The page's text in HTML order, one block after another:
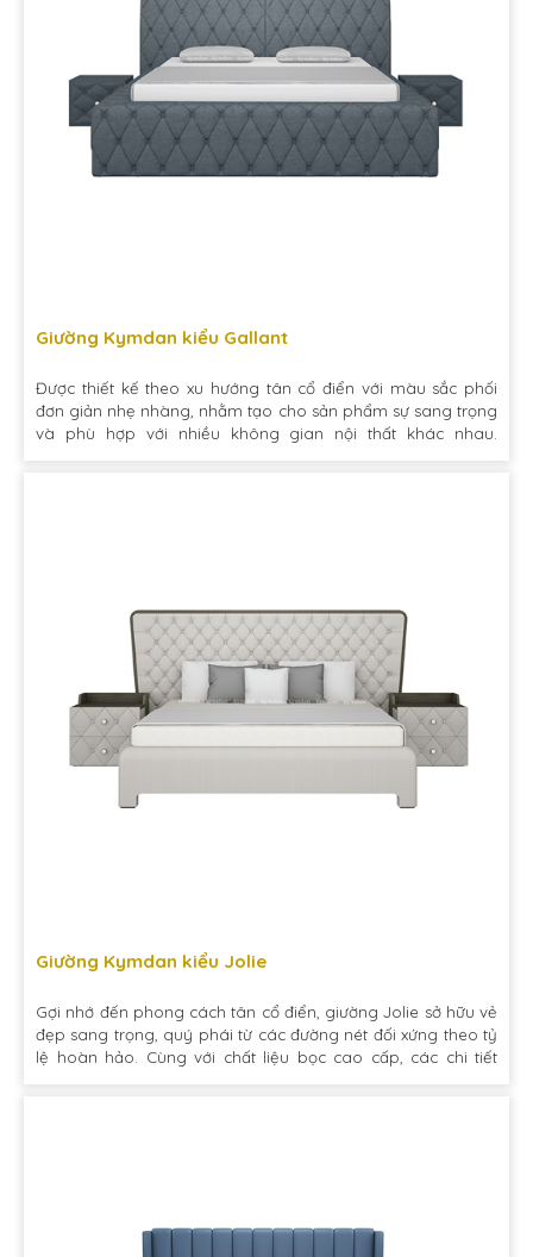
Giường Kymdan kiểu Gallant
Được thiết kế theo xu hướng tân cổ điển với màu sắc phối
đơn giản nhẹ nhàng, nhằm tạo cho sản phẩm sự sang trọng
và phù hợp với nhiều không gian nội thất khác nhau.
Giường Kymdan kiểu Jolie
Gợi nhớ đến phong cách tân cổ điển, giường Jolie sở hữu vẻ
đẹp sang trọng, quý phái từ các đường nét đối xứng theo tỷ
lệ hoàn hảo. Cùng với chất liệu bọc cao cấp, các chi tiết